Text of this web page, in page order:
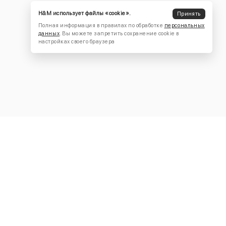
H&M использует файлы «cookie».
Принять
Полная информация в правилах по обработке персональных
данных. Вы можете запретить сохранение cookie в
настройках своего браузера